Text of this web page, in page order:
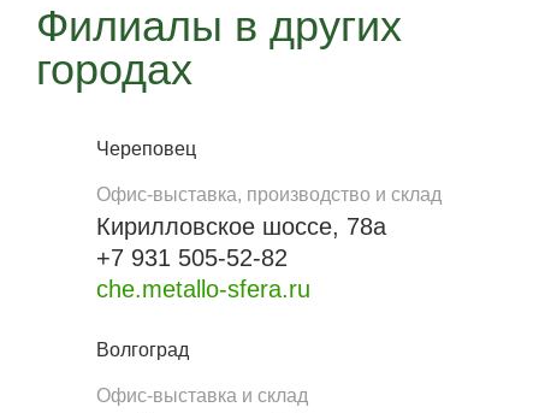
Филиалы в других
городах
Череповец
Офис-выставка, производство и склад
Кирилловское шоссе, 78а
+7 931 505-52-82
che.metallo-sfera.ru
Волгоград
Офис-выставка и склад